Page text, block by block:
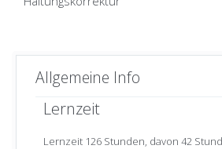
Allgemeine Info
Lernzeit
Lernzeit 126 Stunden, davon 42